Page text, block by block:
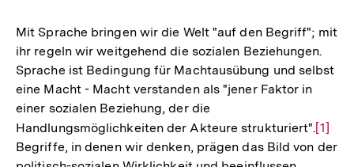
Mit Sprache bringen wir die Welt "auf den Begriff"; mit
ihr regeln wir weitgehend die sozialen Beziehungen.
Sprache ist Bedingung für Machtausübung und selbst
eine Macht - Macht verstanden als "jener Faktor in
einer sozialen Beziehung, der die
Handlungsmöglichkeiten der Akteure strukturiert".Zur
[1]
Begriffe, in denen wir denken, prägen das Bild von der